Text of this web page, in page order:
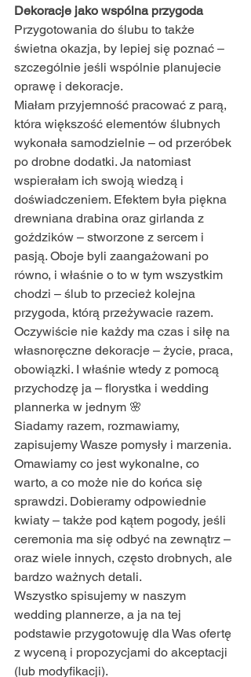
Dekoracje jako wspólna przygoda
Przygotowania do ślubu to także
świetna okazja, by lepiej się poznać –
szczególnie jeśli wspólnie planujecie
oprawę i dekoracje.
Miałam przyjemność pracować z parą,
która większość elementów ślubnych
wykonała samodzielnie – od przeróbek
po drobne dodatki. Ja natomiast
wspierałam ich swoją wiedzą i
doświadczeniem. Efektem była piękna
drewniana drabina oraz girlanda z
goździków – stworzone z sercem i
pasją. Oboje byli zaangażowani po
równo, i właśnie o to w tym wszystkim
chodzi – ślub to przecież kolejna
przygoda, którą przeżywacie razem.
Oczywiście nie każdy ma czas i siłę na
własnoręczne dekoracje – życie, praca,
obowiązki. I właśnie wtedy z pomocą
przychodzę ja – florystka i wedding
plannerka w jednym 🌸
Siadamy razem, rozmawiamy,
zapisujemy Wasze pomysły i marzenia.
Omawiamy co jest wykonalne, co
warto, a co może nie do końca się
sprawdzi. Dobieramy odpowiednie
kwiaty – także pod kątem pogody, jeśli
ceremonia ma się odbyć na zewnątrz –
oraz wiele innych, często drobnych, ale
bardzo ważnych detali.
Wszystko spisujemy w naszym
wedding plannerze, a ja na tej
podstawie przygotowuję dla Was ofertę
z wyceną i propozycjami do akceptacji
(lub modyfikacji).